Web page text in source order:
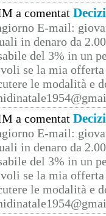
a comentat
E-mail:
in denaro da
del 3% in un
se la mia
le modalità e
a comentat
E-mail:
in denaro da
del 3% in un
se la mia
le modalità e